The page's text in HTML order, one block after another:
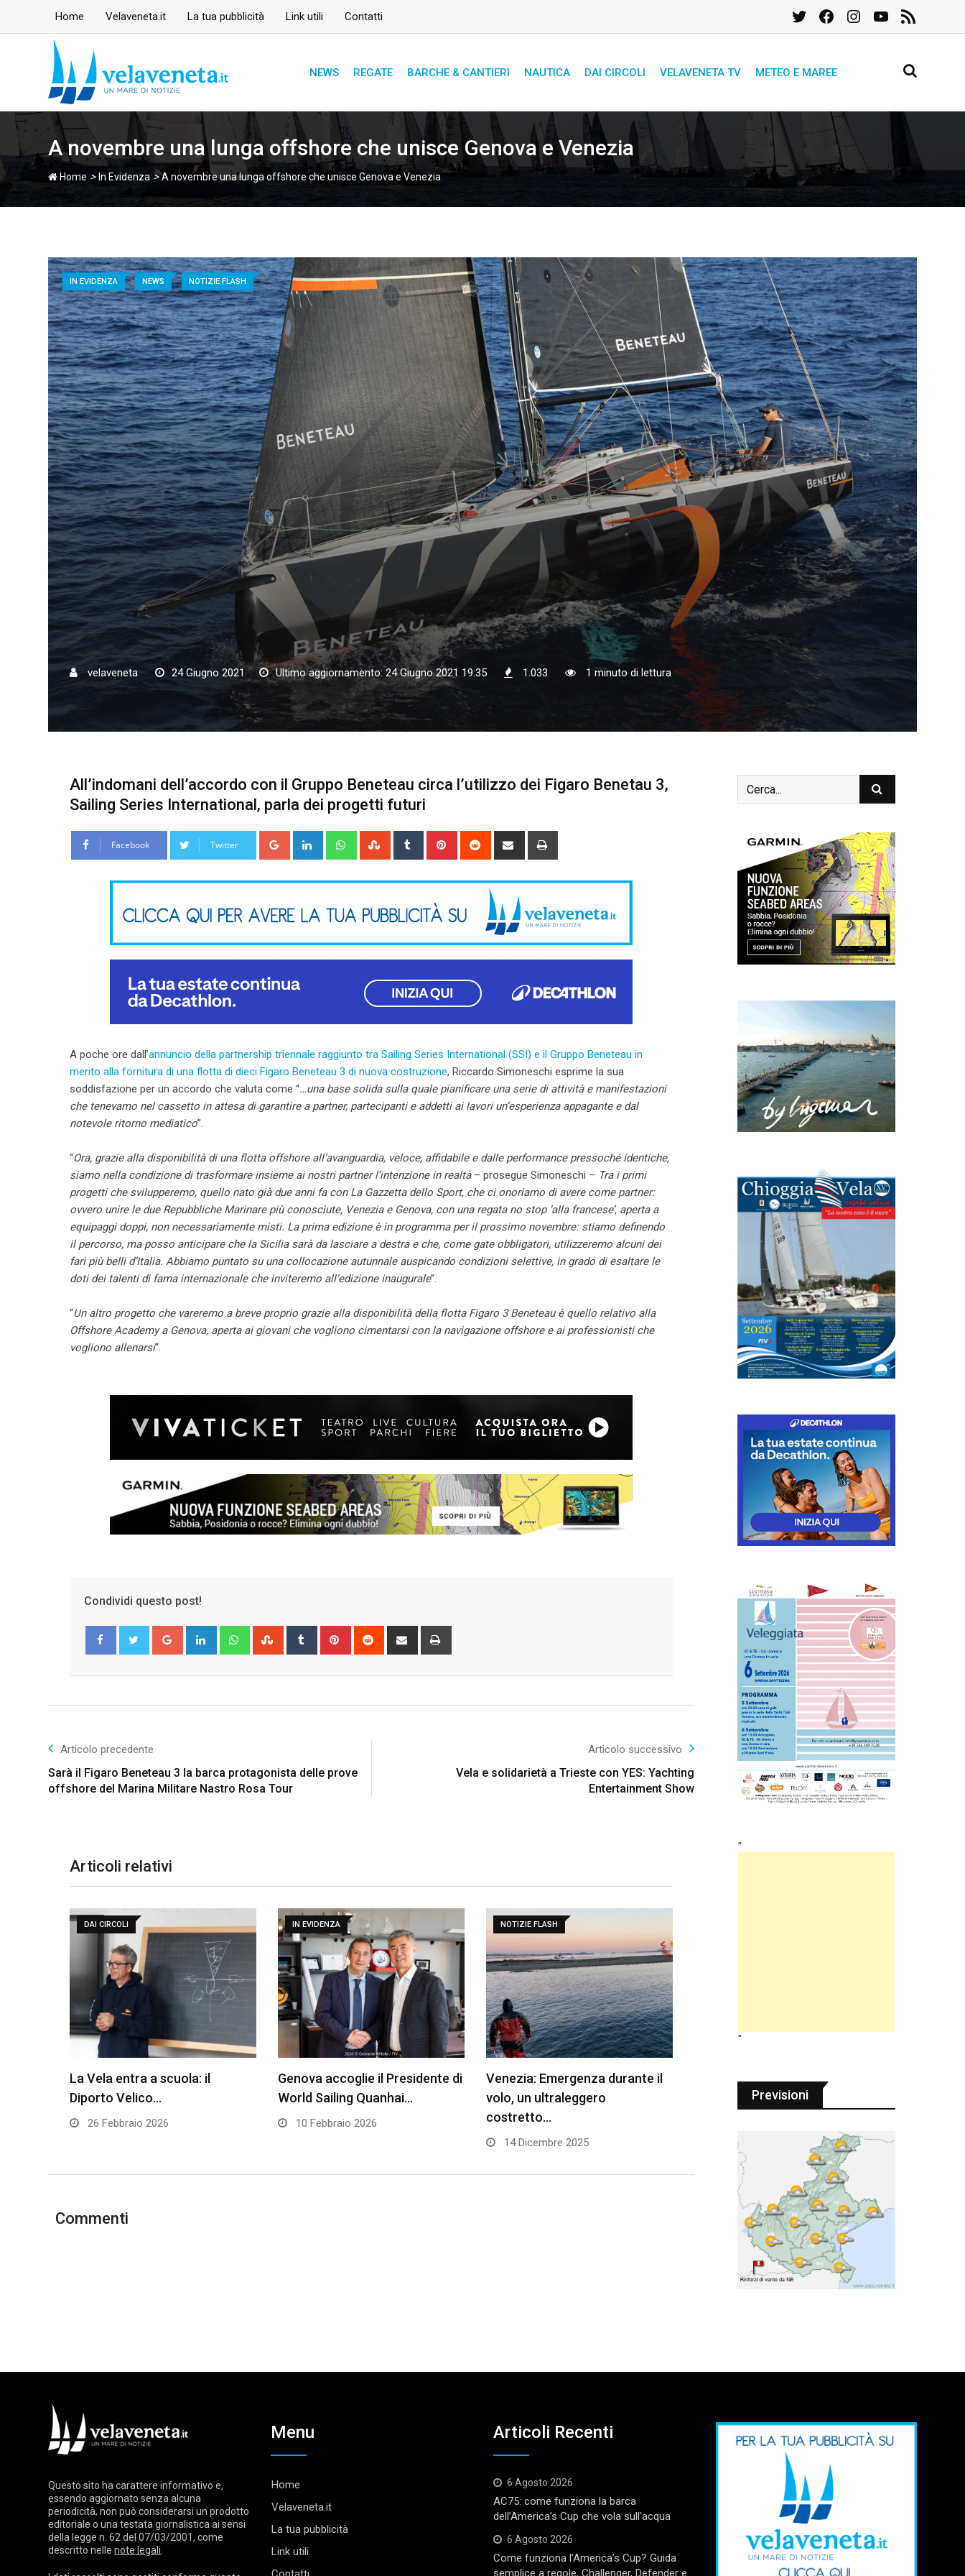
Home Velaveneta.it La tua pubblicità Link utili Contatti TwitterFacebookInstagramYouTube
Feed
RSS
NEWS REGATE BARCHE & CANTIERI NAUTICA DAI CIRCOLI VELAVENETA TV METEO E MAREE
A novembre una lunga offshore che unisce Genova e Venezia
Home > In Evidenza>A novembre una lunga offshore che unisce Genova e Venezia
IN EVIDENZA NEWS NOTIZIE FLASH
velaveneta 24 Giugno 2021 Ultimo aggiornamento: 24 Giugno 2021 19:35 1.033 1 minuto di lettura
All’indomani dell’accordo con il Gruppo Beneteau circa l’utilizzo dei Figaro Benetau 3,
Sailing Series International, parla dei progetti futuri
Facebook Twitter Google+ LinkedIn WhatsappStumbleUpon
Tumblr Pinterest Reddit
Share
A poche ore dall’annuncio della partnership triennale raggiunto tra Sailing Series International (SSI) e il Gruppo Beneteau in
merito alla fornitura di una flotta di dieci Figaro Beneteau 3 di nuova costruzione, Riccardo Simoneschi esprime la sua
soddisfazione per un accordo che valuta come “…una base solida sulla quale pianificare una serie di attività e manifestazioni
che tenevamo nel cassetto in attesa di garantire a partner, partecipanti e addetti ai lavori un’esperienza appagante e dal
notevole ritorno mediatico”.
“Ora, grazie alla disponibilità di una flotta offshore all’avanguardia, veloce, affidabile e dalle performance pressoché identiche,
siamo nella condizione di trasformare insieme ai nostri partner l’intenzione in realtà– prosegue Simoneschi – Tra i primi
progetti che svilupperemo, quello nato già due anni fa con La Gazzetta dello Sport, che ci onoriamo di avere come partner:
ovvero unire le due Repubbliche Marinare più conosciute, Venezia e Genova, con una regata no stop ‘alla francese’, aperta a
equipaggi doppi, non necessariamente misti. La prima edizione è in programma per il prossimo novembre: stiamo definendo
il percorso, ma posso anticipare che la Sicilia sarà da lasciare a destra e che, come gate obbligatori, utilizzeremo alcuni dei
fari più belli d’Italia. Abbiamo puntato su una collocazione autunnale auspicando condizioni selettive, in grado di esaltare le
doti dei talenti di fama internazionale che inviteremo all’edizione inaugurale”.
“Un altro progetto che vareremo a breve proprio grazie alla disponibilità della flotta Figaro 3 Beneteau è quello relativo alla
Offshore Academy a Genova, aperta ai giovani che vogliono cimentarsi con la navigazione offshore e ai professionisti che
vogliono allenarsi“.
Condividi questo post!
Google+ LinkedIn WhatsappStumbleUpon
Tumblr Pinterest Reddit
Share
Articolo precedente
Sarà il Figaro Beneteau 3 la barca protagonista delle prove
offshore del Marina Militare Nastro Rosa Tour
Articolo successivo
Vela e solidarietà a Trieste con YES: Yachting
Entertainment Show
Articoli relativi
DAI CIRCOLI
La Vela entra a scuola: il
Diporto Velico…
26 Febbraio 2026
IN EVIDENZA
Genova accoglie il Presidente di
World Sailing Quanhai…
10 Febbraio 2026
NOTIZIE FLASH
Venezia: Emergenza durante il
volo, un ultraleggero
costretto…
14 Dicembre 2025
Commenti
"
"
Previsioni
Questo sito ha carattere informativo e,
essendo aggiornato senza alcuna
periodicità, non può considerarsi un prodotto
editoriale o una testata giornalistica ai sensi
della legge n. 62 del 07/03/2001, come
descritto nelle note legali.
Menu
Home
Velaveneta.it
La tua pubblicità
Link utili
Articoli Recenti
6 Agosto 2026
AC75: come funziona la barca
dell’America’s Cup che vola sull’acqua
6 Agosto 2026
Come funziona l’America’s Cup? Guida